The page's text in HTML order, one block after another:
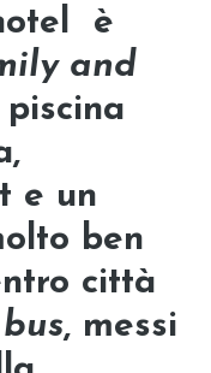
è
and
piscina
e un
ben
città
, messi